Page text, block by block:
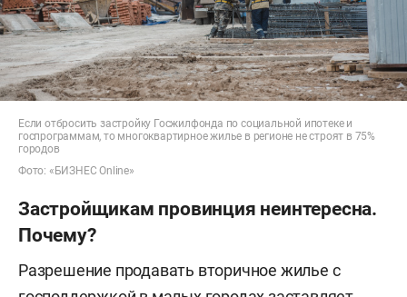
Если отбросить застройку Госжилфонда по социальной ипотеке и
госпрограммам, то многоквартирное жилье в регионе не строят в 75%
городов
Фото: «БИЗНЕС Online»
Застройщикам провинция неинтересна.
Почему?
Разрешение продавать вторичное жилье с